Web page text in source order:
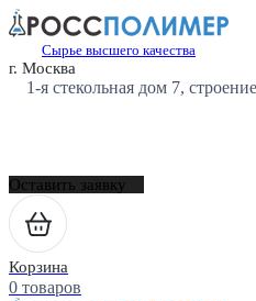
Сырье высшего качества
г. Москва
1-я стекольная дом 7,
Оставить заявку
Корзина
0 товаров